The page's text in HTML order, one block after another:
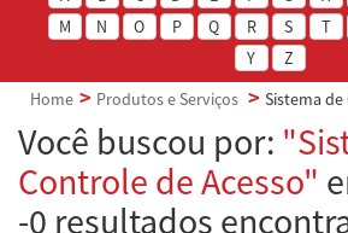
M
N O P Q R S T
Y
Z
Home
Produtos e Serviços Sistema
Você buscou por:
Controle de Acesso"
-0 resultados